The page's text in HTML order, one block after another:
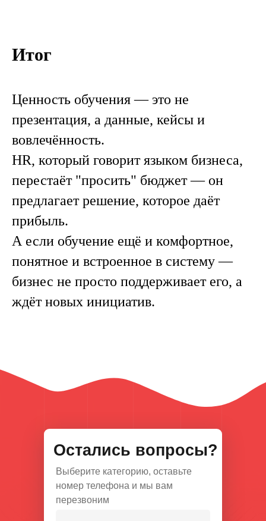
Итог
Ценность обучения — это не
презентация, а данные, кейсы и
вовлечённость.
HR, который говорит языком бизнеса,
перестаёт "просить" бюджет — он
предлагает решение, которое даёт
прибыль.
А если обучение ещё и комфортное,
понятное и встроенное в систему —
бизнес не просто поддерживает его, а
ждёт новых инициатив.
Остались вопросы?
Выберите категорию, оставьте
номер телефона и мы вам
перезвоним